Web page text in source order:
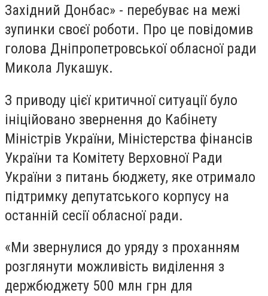
Західний Донбас» - перебуває на межі
зупинки своєї роботи. Про це повідомив
голова Дніпропетровської обласної ради
Микола Лукашук.
З приводу цієї критичної ситуації було
ініційовано звернення до Кабінету
Міністрів України, Міністерства фінансів
України та Комітету Верховної Ради
України з питань бюджету, яке отримало
підтримку депутатського корпусу на
останній сесії обласної ради.
«Ми звернулися до уряду з проханням
розглянути можливість виділення з
держбюджету 500 млн грн для